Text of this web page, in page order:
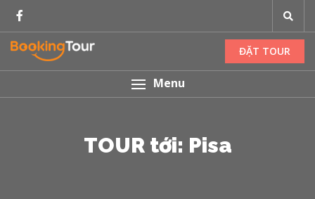
ĐẶT TOUR
Menu
TOUR tới: Pisa